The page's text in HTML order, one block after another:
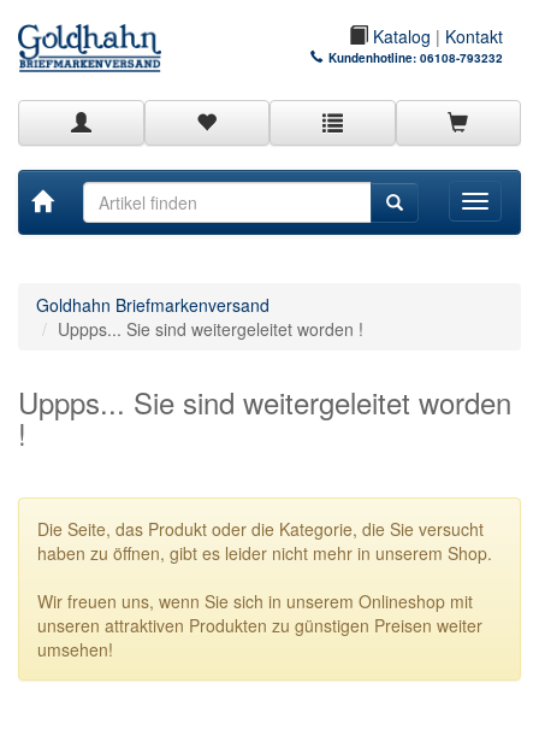
Katalog | Kontakt
Kundenhotline: 06108-793232
Toggle
Goldhahn Briefmarkenversand
Uppps... Sie sind weitergeleitet worden !
Uppps... Sie sind weitergeleitet worden
!
Die Seite, das Produkt oder die Kategorie, die Sie versucht
haben zu öffnen, gibt es leider nicht mehr in unserem Shop.
Wir freuen uns, wenn Sie sich in unserem Onlineshop mit
unseren attraktiven Produkten zu günstigen Preisen weiter
umsehen!